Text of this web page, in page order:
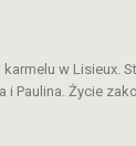
w Lisieux.
Paulina. Życie